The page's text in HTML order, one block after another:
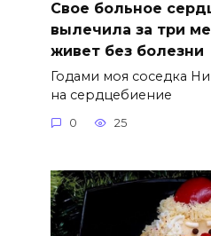
Свое больное
вылечила за три
живет без болезни
Годами моя соседка
на сердцебиение
0 25